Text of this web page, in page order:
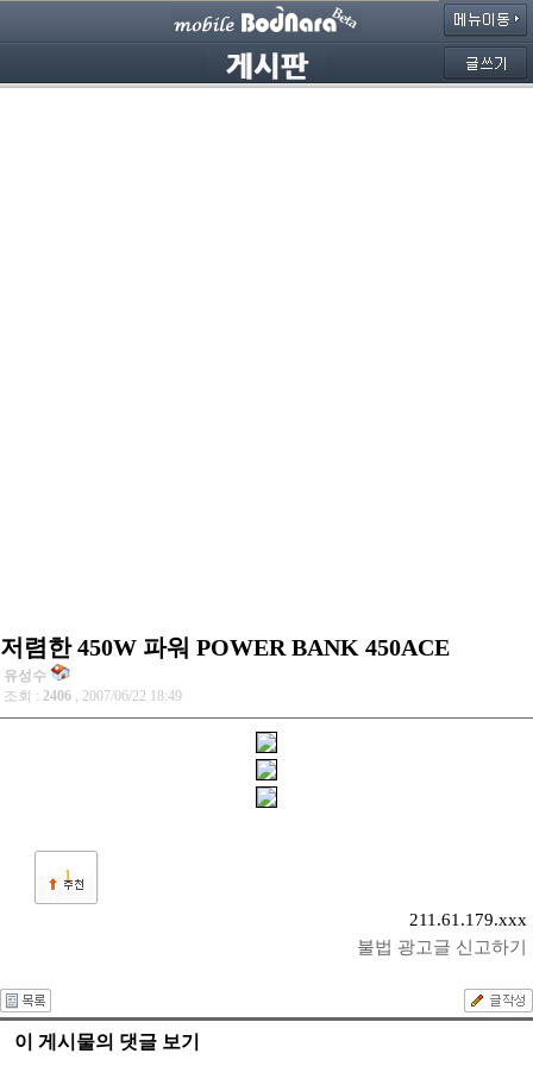
저렴한 450W 파워 POWER BANK 450ACE
유성수
조회 : 2406 , 2007/06/22 18:49
1
211.61.179.xxx
불법 광고글 신고하기
이 게시물의 댓글 보기